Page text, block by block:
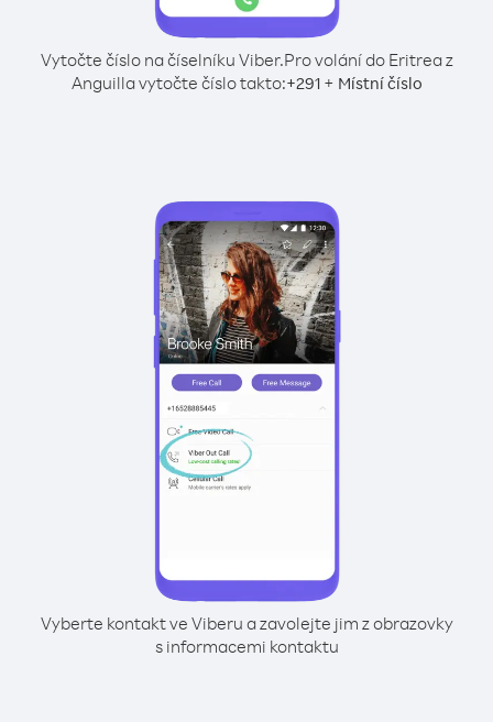
Vytočte číslo na číselníku Viber.Pro volání do Eritrea z
Anguilla vytočte číslo takto:+291+ Místní číslo
Vyberte kontakt ve Viberu a zavolejte jim z obrazovky
s informacemi kontaktu